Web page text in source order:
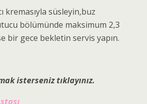
kremasıyla süsleyin,buz
bölümünde maksimum 2,3
bir gece bekletin servis yapın.
isterseniz tıklayınız.